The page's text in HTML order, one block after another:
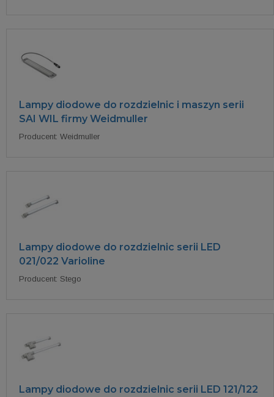
Lampy diodowe do rozdzielnic i maszyn serii
SAI WIL firmy Weidmuller
Producent: Weidmuller
Lampy diodowe do rozdzielnic serii LED
021/022 Varioline
Producent: Stego
Lampy diodowe do rozdzielnic serii LED 121/122